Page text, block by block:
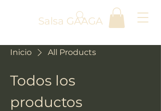
Salsa GAAGA
Inicio All Products
Todos los
productos